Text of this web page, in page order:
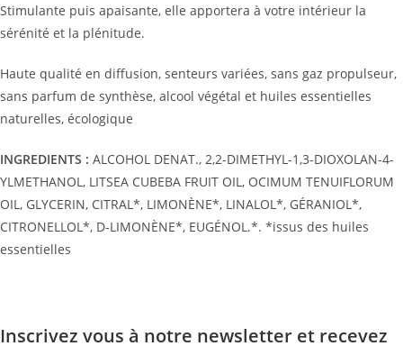
Stimulante puis apaisante, elle apportera à votre intérieur la
sérénité et la plénitude.
Haute qualité en diffusion, senteurs variées, sans gaz propulseur,
sans parfum de synthèse, alcool végétal et huiles essentielles
naturelles, écologique
INGREDIENTS : ALCOHOL DENAT., 2,2-DIMETHYL-1,3-DIOXOLAN-4-
YLMETHANOL, LITSEA CUBEBA FRUIT OIL, OCIMUM TENUIFLORUM
OIL, GLYCERIN, CITRAL*, LIMONÈNE*, LINALOL*, GÉRANIOL*,
CITRONELLOL*, D-LIMONÈNE*, EUGÉNOL.*. *issus des huiles
essentielles
Inscrivez vous à notre newsletter et recevez